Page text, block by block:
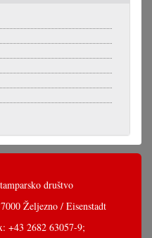
društvo
Željezno / Eisenstadt
+43 2682 63057-9;